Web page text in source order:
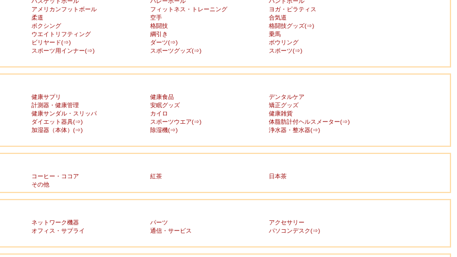
アメリカンフットボール フィットネス・トレーニング
ヨガ・ピラティス
柔道 空手
合気道
ボクシング 格闘技
格闘技グッズ(⇒)
ウエイトリフティング 綱引き
乗馬
ビリヤード(⇒) ダーツ(⇒)
ボウリング
スポーツ用インナー(⇒) スポーツグッズ(⇒)
スポーツ(⇒)
健康サプリ 健康食品
デンタルケア
計測器・健康管理 安眠グッズ
矯正グッズ
健康サンダル・スリッパ カイロ
健康雑貨
ダイエット器具(⇒) スポーツウエア(⇒)
体脂肪計付ヘルスメーター(⇒)
加湿器（本体）(⇒) 除湿機(⇒)
浄水器・整水器(⇒)
コーヒー・ココア 紅茶
日本茶
その他
ネットワーク機器 パーツ
アクセサリー
オフィス・サプライ 通信・サービス
パソコンデスク(⇒)